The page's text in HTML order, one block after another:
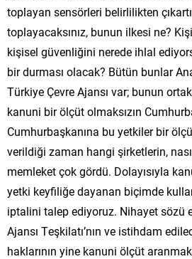
toplayan sensörleri belirlilikten
toplayacaksınız, bunun ilkesi ne?
kişisel güvenliğini nerede ihlal
bir durması olacak? Bütün bunlar
Türkiye Çevre Ajansı var; bunun
kanuni bir ölçüt olmaksızın
Cumhurbaşkanına bu yetkiler bir
verildiği zaman hangi şirketlerin, nasıl
memleket çok gördü. Dolayısıyla
yetki keyfiliğe dayanan biçimde
iptalini talep ediyoruz. Nihayet sözü
Ajansı Teşkilatı’nın ve istihdam
haklarının yine kanuni ölçüt